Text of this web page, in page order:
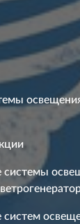
системы
систем